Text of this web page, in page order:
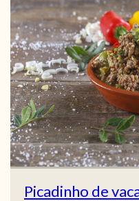
Picadinho de